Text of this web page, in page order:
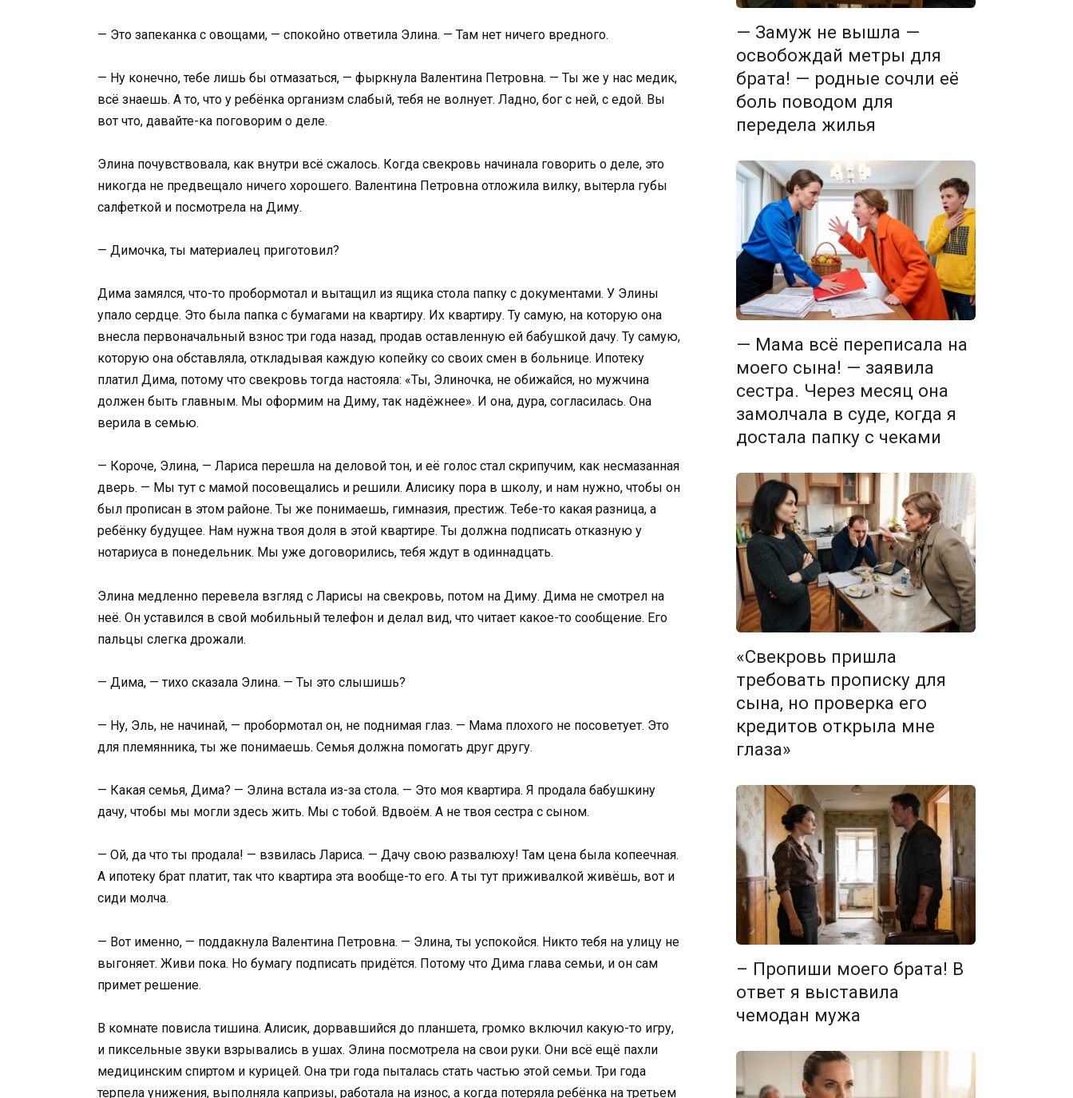
— Это запеканка с овощами, — спокойно ответила Элина. — Там нет ничего вредного.
— Ну конечно, тебе лишь бы отмазаться, — фыркнула Валентина Петровна. — Ты же у нас медик,
всё знаешь. А то, что у ребёнка организм слабый, тебя не волнует. Ладно, бог с ней, с едой. Вы
вот что, давайте-ка поговорим о деле.
Элина почувствовала, как внутри всё сжалось. Когда свекровь начинала говорить о деле, это
никогда не предвещало ничего хорошего. Валентина Петровна отложила вилку, вытерла губы
салфеткой и посмотрела на Диму.
— Димочка, ты материалец приготовил?
Дима замялся, что-то пробормотал и вытащил из ящика стола папку с документами. У Элины
упало сердце. Это была папка с бумагами на квартиру. Их квартиру. Ту самую, на которую она
внесла первоначальный взнос три года назад, продав оставленную ей бабушкой дачу. Ту самую,
которую она обставляла, откладывая каждую копейку со своих смен в больнице. Ипотеку
платил Дима, потому что свекровь тогда настояла: «Ты, Элиночка, не обижайся, но мужчина
должен быть главным. Мы оформим на Диму, так надёжнее». И она, дура, согласилась. Она
верила в семью.
— Короче, Элина, — Лариса перешла на деловой тон, и её голос стал скрипучим, как несмазанная
дверь. — Мы тут с мамой посовещались и решили. Алисику пора в школу, и нам нужно, чтобы он
был прописан в этом районе. Ты же понимаешь, гимназия, престиж. Тебе-то какая разница, а
ребёнку будущее. Нам нужна твоя доля в этой квартире. Ты должна подписать отказную у
нотариуса в понедельник. Мы уже договорились, тебя ждут в одиннадцать.
Элина медленно перевела взгляд с Ларисы на свекровь, потом на Диму. Дима не смотрел на
неё. Он уставился в свой мобильный телефон и делал вид, что читает какое-то сообщение. Его
пальцы слегка дрожали.
— Дима, — тихо сказала Элина. — Ты это слышишь?
— Ну, Эль, не начинай, — пробормотал он, не поднимая глаз. — Мама плохого не посоветует. Это
для племянника, ты же понимаешь. Семья должна помогать друг другу.
— Какая семья, Дима? — Элина встала из-за стола. — Это моя квартира. Я продала бабушкину
дачу, чтобы мы могли здесь жить. Мы с тобой. Вдвоём. А не твоя сестра с сыном.
— Ой, да что ты продала! — взвилась Лариса. — Дачу свою развалюху! Там цена была копеечная.
А ипотеку брат платит, так что квартира эта вообще-то его. А ты тут приживалкой живёшь, вот и
сиди молча.
— Вот именно, — поддакнула Валентина Петровна. — Элина, ты успокойся. Никто тебя на улицу не
выгоняет. Живи пока. Но бумагу подписать придётся. Потому что Дима глава семьи, и он сам
примет решение.
В комнате повисла тишина. Алисик, дорвавшийся до планшета, громко включил какую-то игру,
и пиксельные звуки взрывались в ушах. Элина посмотрела на свои руки. Они всё ещё пахли
медицинским спиртом и курицей. Она три года пыталась стать частью этой семьи. Три года
терпела унижения, выполняла капризы, работала на износ, а когда потеряла ребёнка на третьем
— Замуж не вышла —
освобождай метры для
брата! — родные сочли её
боль поводом для
передела жилья
— Мама всё переписала на
моего сына! — заявила
сестра. Через месяц она
замолчала в суде, когда я
достала папку с чеками
«Свекровь пришла
требовать прописку для
сына, но проверка его
кредитов открыла мне
глаза»
– Пропиши моего брата! В
ответ я выставила
чемодан мужа